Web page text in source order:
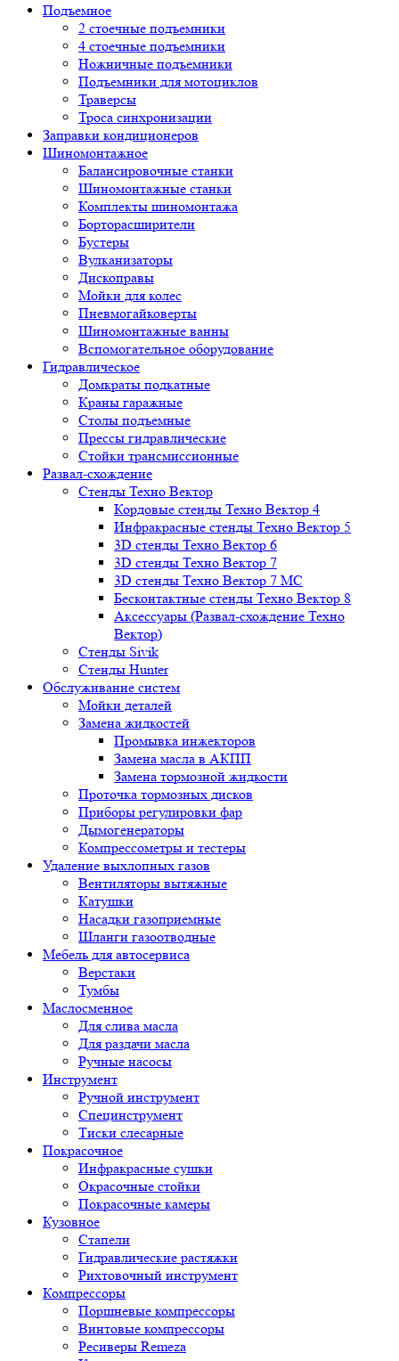
Подъемное
2 стоечные подъемники
4 стоечные подъемники
Ножничные подъемники
Подъемники для мотоциклов
Траверсы
Троса синхронизации
Заправки кондиционеров
Шиномонтажное
Балансировочные станки
Шиномонтажные станки
Комплекты шиномонтажа
Борторасширители
Бустеры
Вулканизаторы
Дископравы
Мойки для колес
Пневмогайковерты
Шиномонтажные ванны
Вспомогательное оборудование
Гидравлическое
Домкраты подкатные
Краны гаражные
Столы подъемные
Прессы гидравлические
Стойки трансмиссионные
Развал-схождение
Стенды Техно Вектор
Кордовые стенды Техно Вектор 4
Инфракрасные стенды Техно Вектор 5
3D стенды Техно Вектор 6
3D стенды Техно Вектор 7
3D стенды Техно Вектор 7 МС
Бесконтактные стенды Техно Вектор 8
Аксессуары (Развал-схождение Техно
Вектор)
Стенды Sivik
Стенды Hunter
Обслуживание систем
Мойки деталей
Замена жидкостей
Промывка инжекторов
Замена масла в АКПП
Замена тормозной жидкости
Проточка тормозных дисков
Приборы регулировки фар
Дымогенераторы
Компрессометры и тестеры
Удаление выхлопных газов
Вентиляторы вытяжные
Катушки
Насадки газоприемные
Шланги газоотводные
Мебель для автосервиса
Верстаки
Тумбы
Маслосменное
Для слива масла
Для раздачи масла
Ручные насосы
Инструмент
Ручной инструмент
Специнструмент
Тиски слесарные
Покрасочное
Инфракрасные сушки
Окрасочные стойки
Покрасочные камеры
Кузовное
Стапели
Гидравлические растяжки
Рихтовочный инструмент
Компрессоры
Поршневые компрессоры
Винтовые компрессоры
Ресиверы Remeza